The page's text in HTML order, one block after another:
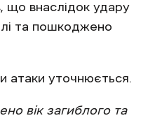
що внаслідок удару
та пошкоджено
атаки уточнюється.
вік загиблого та